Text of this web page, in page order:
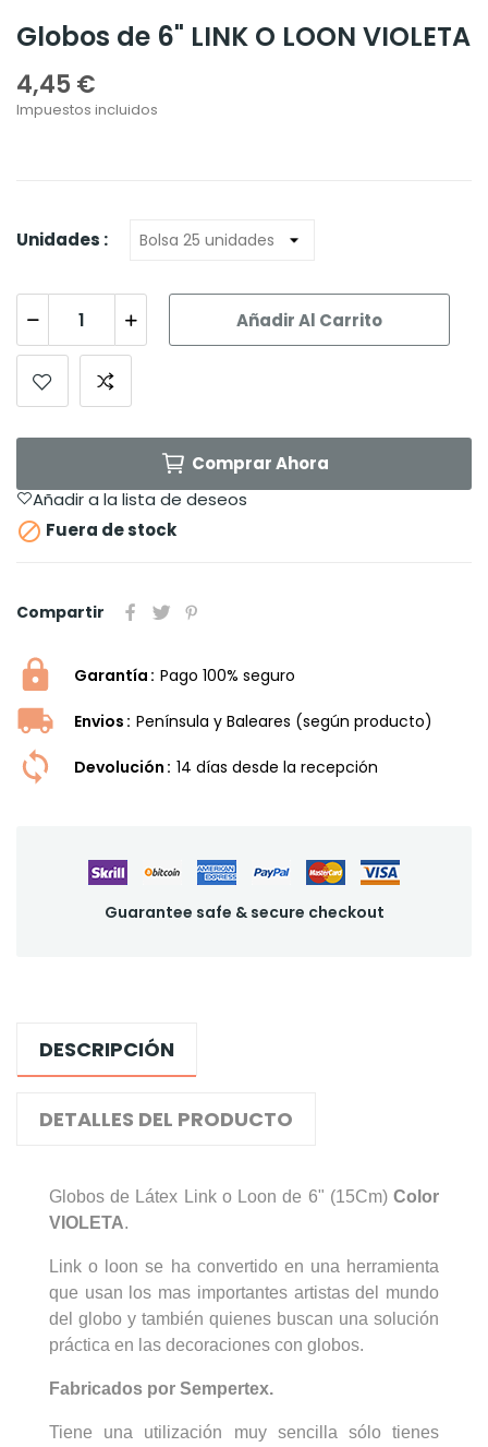
Globos de 6" LINK O LOON VIOLETA
4,45 €
Impuestos incluidos
Unidades :
Añadir Al Carrito
Comprar Ahora
Añadir a la lista de deseos
 Fuera de stock
Compartir
Garantía Pago 100% seguro
Envios Península y Baleares (según producto)
Devolución 14 dí­as desde la recepción
Guarantee safe & secure checkout
DESCRIPCIÓN
DETALLES DEL PRODUCTO
Globos de Látex Link o Loon de 6" (15Cm) Color
VIOLETA.
Link o loon se ha convertido en una herramienta
que usan los mas importantes artistas del mundo
del globo y también quienes buscan una solución
práctica en las decoraciones con globos.
Fabricados por Sempertex.
Tiene una utilización muy sencilla sólo tienes